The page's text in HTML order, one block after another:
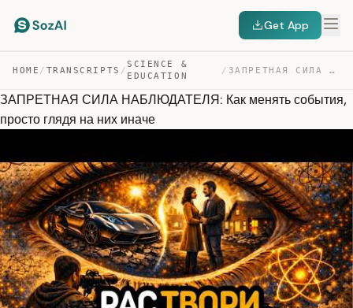
Get App
HOME / TRANSCRIPTS /
SCIENCE &
EDUCATION
/ ЗАПРЕТНАЯ СИЛА НАБЛЮДАТЕЛЯ: КАК МЕНЯТЬ СОБЫТИЯ, ПРОСТО … — TRANSCRIPT
ЗАПРЕТНАЯ СИЛА НАБЛЮДАТЕЛЯ: Как менять события,
просто глядя на них иначе